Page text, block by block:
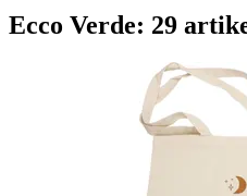
Ecco Verde: 29